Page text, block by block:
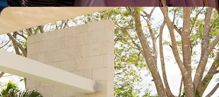
Privilèges mexicains - Le Yucatán en haciendas et
hôtels d'exception
De la mer à la selva, des pyramides mayas aux couvents espagnols, de
villa perchée en casita design, un Yucatán véritablement privilégié
10 jours, de CHF 7900 à CHF 9700